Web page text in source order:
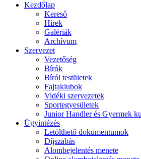
Kezdőlap
Kereső
Hírek
Galériák
Archívum
Szervezet
Vezetőség
Bírók
Bírói testületek
Fajtaklubok
Vidéki szervezetek
Sportegyesületek
Junior Handler és Gyermek
Ügyintézés
Letölthető dokumentumok
Díjszabás
Alombejelentés menete